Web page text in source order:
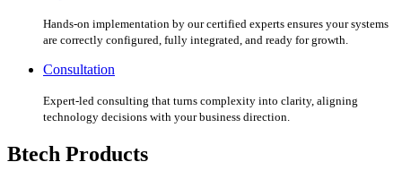
Hands-on implementation by our certified experts ensures your systems
are correctly configured, fully integrated, and ready for growth.
Consultation
Expert-led consulting that turns complexity into clarity, aligning
technology decisions with your business direction.
Btech Products